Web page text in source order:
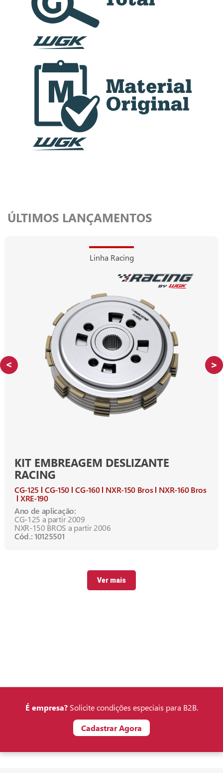
ÚLTIMOS LANÇAMENTOS
Linha Racing
KIT EMBREAGEM DESLIZANTE
RACING
CG-125 CG-150 CG-160 NXR-150 Bros NXR-160 Bros
XRE-190
Ano de aplicação:
CG-125 a partir 2009
NXR-150 BROS a partir 2006
Cód.: 10125501
Ver mais
É empresa?Solicite condições especiais para B2B.
Cadastrar Agora